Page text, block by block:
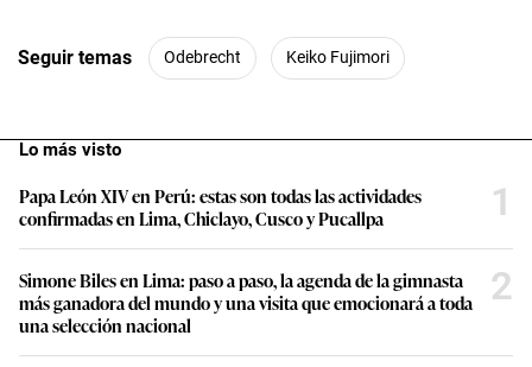
Seguir temas Odebrecht Keiko Fujimori
Lo más visto
Papa León XIV en Perú: estas son todas las actividades
confirmadas en Lima, Chiclayo, Cusco y Pucallpa
1
Simone Biles en Lima: paso a paso, la agenda de la gimnasta
más ganadora del mundo y una visita que emocionará a toda
una selección nacional
2